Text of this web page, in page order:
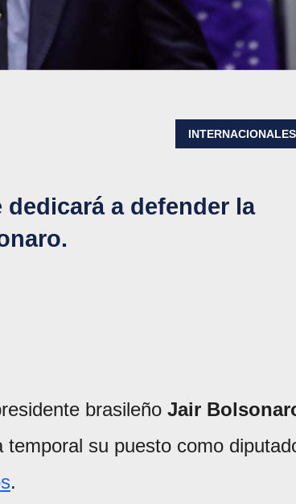
INTERNACIONALES
a defender la
brasileño Jair
su puesto como
.